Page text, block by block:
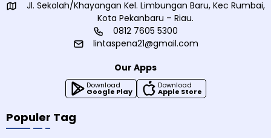
Jl. Sekolah/Khayangan Kel. Limbungan Baru, Kec Rumbai,
Kota Pekanbaru – Riau.
0812 7605 5300
lintaspena21@gmail.com
Our Apps
Download
Google Play
Download
Apple Store
Populer Tag